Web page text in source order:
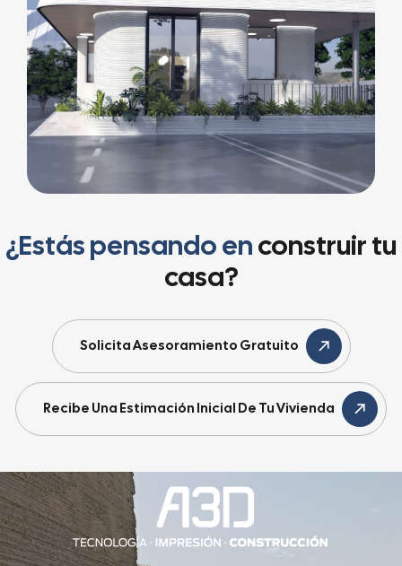
¿Estás pensando enconstruir tu
casa?
Solicita Asesoramiento Gratuito
Recibe Una Estimación Inicial De Tu Vivienda